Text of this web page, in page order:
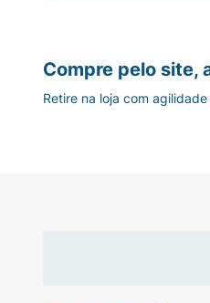
Compre pelo site,
Retire na loja com